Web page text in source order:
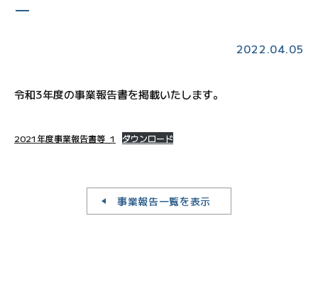
2022.04.05
令和3年度の事業報告書を掲載いたします。
2021年度事業報告書等_1 ダウンロード
事業報告一覧を表示